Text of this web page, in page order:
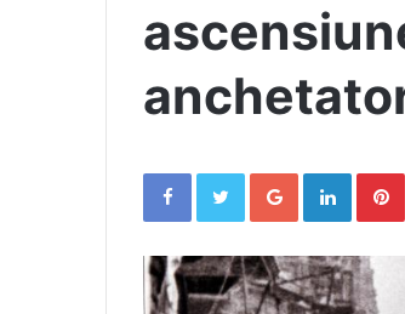
Facebook Twitter Google+ LinkedIn